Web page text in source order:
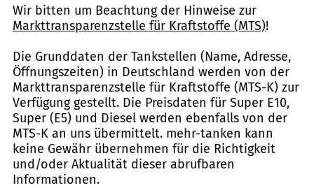
Wir bitten um Beachtung der Hinweise zur
Markttransparenzstelle für Kraftstoffe (MTS)!
Die Grunddaten der Tankstellen (Name, Adresse,
Öffnungszeiten) in Deutschland werden von der
Markttransparenzstelle für Kraftstoffe (MTS-K) zur
Verfügung gestellt. Die Preisdaten für Super E10,
Super (E5) und Diesel werden ebenfalls von der
MTS-K an uns übermittelt. mehr-tanken kann
keine Gewähr übernehmen für die Richtigkeit
und/oder Aktualität dieser abrufbaren
Informationen.